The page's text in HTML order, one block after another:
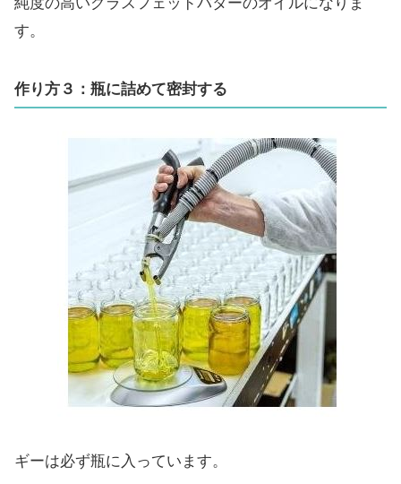
純度の高いグラスフェッドバターのオイルになりま
す。
作り方３：瓶に詰めて密封する
ギーは必ず瓶に入っています。